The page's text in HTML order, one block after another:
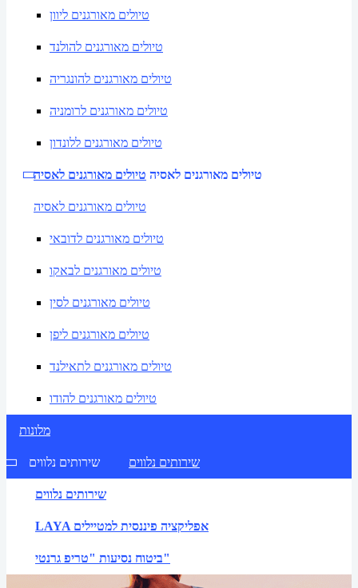
טיולים מאורגנים ליוון
טיולים מאורגנים להולנד
טיולים מאורגנים להונגריה
טיולים מאורגנים לרומניה
טיולים מאורגנים ללונדון
טיולים מאורגנים לאסיה טיולים מאורגנים לאסיה
טיולים מאורגנים לאסיה
טיולים מאורגנים לדובאי
טיולים מאורגנים לבאקו
טיולים מאורגנים לסין
טיולים מאורגנים ליפן
טיולים מאורגנים לתאילנד
טיולים מאורגנים להודו
מלונות
שירותים נלווים שירותים נלווים
שירותים נלווים
LAYA אפליקציה פיננסית למטיילים
ביטוח נסיעות "טריפ גרנטי"